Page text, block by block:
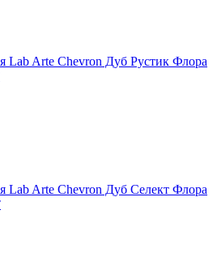
Lab Arte Chevron Дуб Рустик Флора
Lab Arte Chevron Дуб Селект Флора